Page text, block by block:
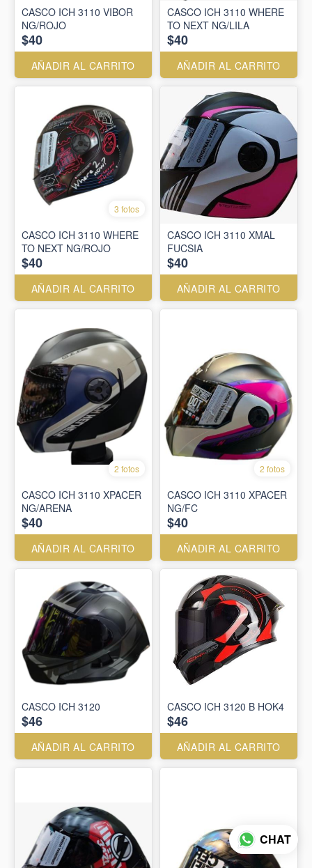
CASCO ICH 3110 VIBOR
NG/ROJO
$40
AÑADIR AL CARRITO
CASCO ICH 3110 WHERE
TO NEXT NG/LILA
$40
AÑADIR AL CARRITO
3 fotos
CASCO ICH 3110 WHERE
TO NEXT NG/ROJO
$40
AÑADIR AL CARRITO
CASCO ICH 3110 XMAL
FUCSIA
$40
AÑADIR AL CARRITO
2 fotos
CASCO ICH 3110 XPACER
NG/ARENA
$40
AÑADIR AL CARRITO
2 fotos
CASCO ICH 3110 XPACER
NG/FC
$40
AÑADIR AL CARRITO
CASCO ICH 3120
$46
AÑADIR AL CARRITO
CASCO ICH 3120 B HOK4
$46
AÑADIR AL CARRITO
CHAT